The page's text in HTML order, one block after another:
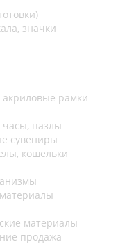
значки
рамки
часы, пазлы
сувениры
кошельки
материалы
продажа